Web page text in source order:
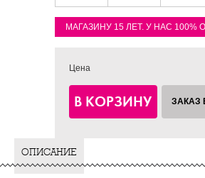
МАГАЗИНУ 15 ЛЕТ. У НАС 100%
Цена
В КОРЗИНУ ЗАКАЗ
ОПИСАНИЕ